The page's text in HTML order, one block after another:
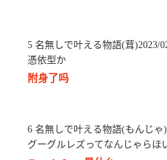
5 名無しで叶える物語(茸)2023/
憑依型か
附身了吗
6 名無しで叶える物語(もんじゃ
グーグルレズってなんじゃらほ